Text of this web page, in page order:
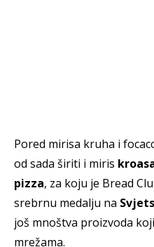
Pored mirisa kruha i
od sada širiti i miris
pizza, za koju je Bread
srebrnu medalju na
još mnoštva proizvoda
mrežama.